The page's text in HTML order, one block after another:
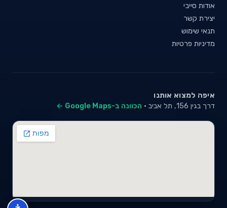
אודות סייבי
יצירת קשר
תנאי שימוש
מדיניות פרטיות
איפה למצוא אותנו
דרך בגין 156, תל אביב · הכוונה ב-Google Maps ←